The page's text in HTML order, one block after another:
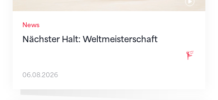
News
Nächster Halt: Weltmeisterschaft
06.08.2026